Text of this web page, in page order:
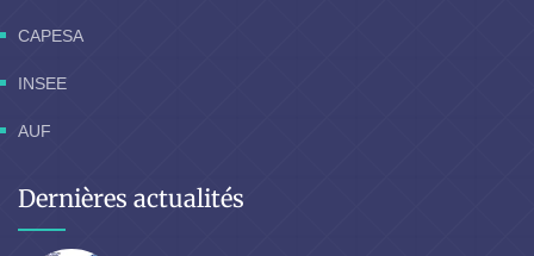
CAPESA
INSEE
AUF
Dernières actualités